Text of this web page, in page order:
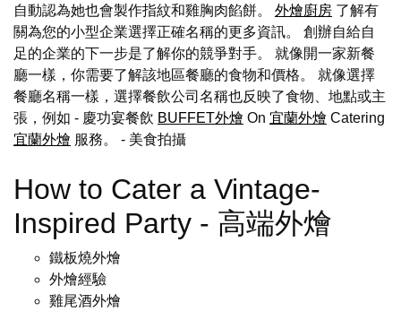
自動認為她也會製作指紋和雞胸肉餡餅。 外燴廚房 了解有
關為您的小型企業選擇正確名稱的更多資訊。 創辦自給自
足的企業的下一步是了解你的競爭對手。 就像開一家新餐
廳一樣，你需要了解該地區餐廳的食物和價格。 就像選擇
餐廳名稱一樣，選擇餐飲公司名稱也反映了食物、地點或主
張，例如 - 慶功宴餐飲 BUFFET外燴 On 宜蘭外燴 Catering
宜蘭外燴 服務。 - 美食拍攝
How to Cater a Vintage-
Inspired Party - 高端外燴
鐵板燒外燴
外燴經驗
雞尾酒外燴